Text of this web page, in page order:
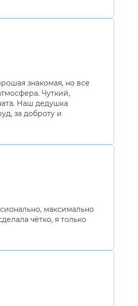
знакомая, но все
Чуткий,
Наш дедушка
за доброту и
максимально
чётко, я только